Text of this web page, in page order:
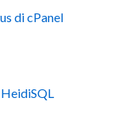
di cPanel